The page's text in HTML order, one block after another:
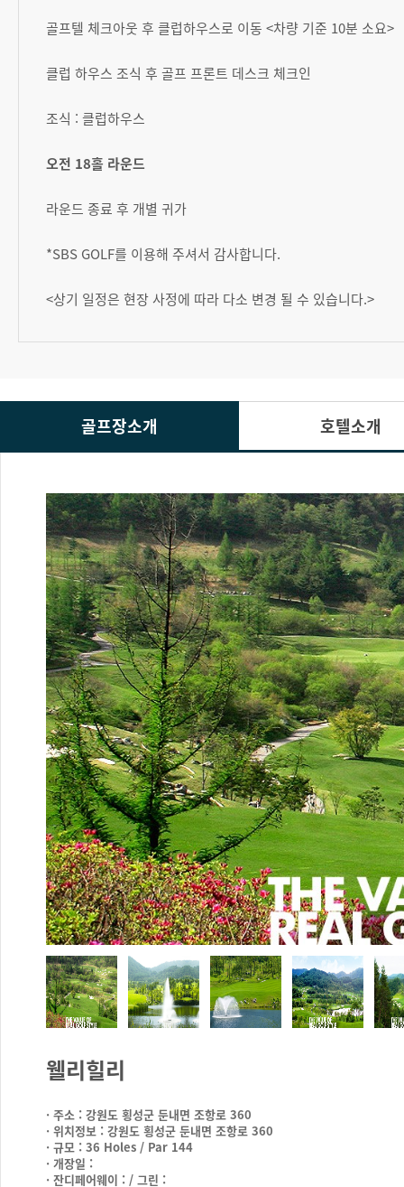
골프텔 체크아웃 후 클럽하우스로 이동 <차량 기준 10분 소요>
클럽 하우스 조식 후 골프 프론트 데스크 체크인
조식 : 클럽하우스
오전 18홀 라운드
라운드 종료 후 개별 귀가
*SBS GOLF를 이용해 주셔서 감사합니다.
<상기 일정은 현장 사정에 따라 다소 변경 될 수 있습니다.>
골프장소개 호텔소개
웰리힐리
· 주소 : 강원도 횡성군 둔내면 조항로 360
· 위치정보 : 강원도 횡성군 둔내면 조항로 360
· 규모 : 36 Holes / Par 144
· 개장일 :
· 잔디페어웨이 : / 그린 :